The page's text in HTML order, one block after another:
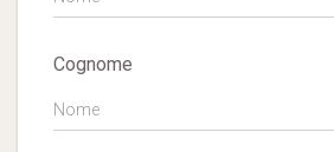
Cognome